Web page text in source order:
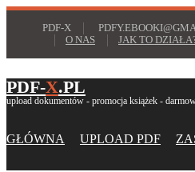
PDF-X
O NAS
JAK TO
PDF-X.PL
upload dokumentów - promocja książek -
GŁÓWNA UPLOAD PDF